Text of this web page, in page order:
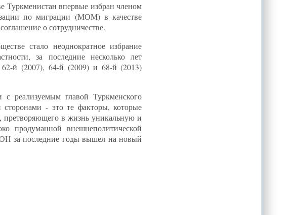
Туркменистан впервые избран членом
по миграции (МОМ) в качестве
о сотрудничестве.
стало неоднократное избрание
за последние несколько лет
62-й (2007), 64-й (2009) и 68-й (2013)
с реализуемым главой Туркменского
сторонами - это те факторы, которые
претворяющего в жизнь уникальную и
продуманной внешнеполитической
за последние годы вышел на новый